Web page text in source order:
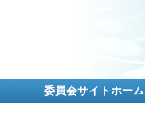
委員会サイトホーム